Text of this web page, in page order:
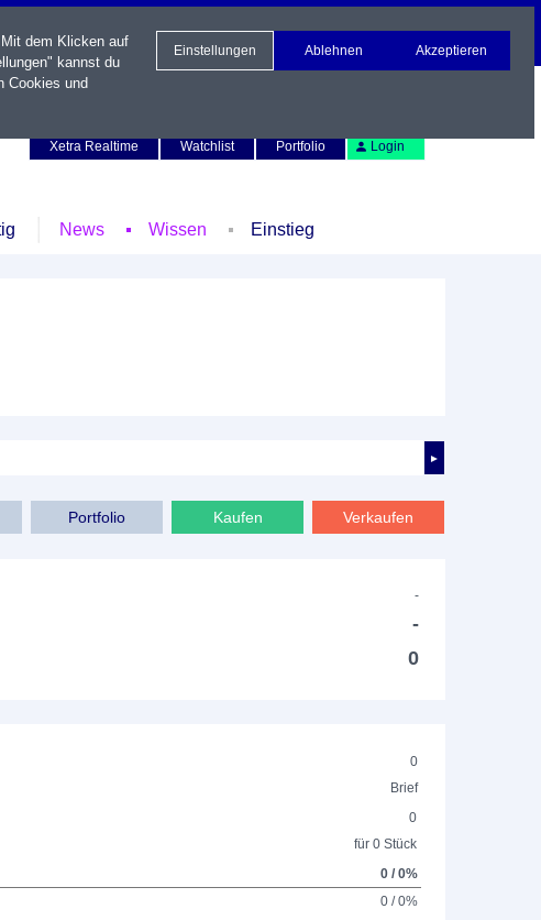
Xetra Realtime
Watchlist Portfolio Login
News Wissen Einstieg
►
Verkaufen
Kaufen
Portfolio
-
-
0
0
Brief
0
für 0 Stück
0 / 0%
0 / 0%
dem Klicken auf
kannst du
Cookies und
Einstellungen Ablehnen Akzeptieren